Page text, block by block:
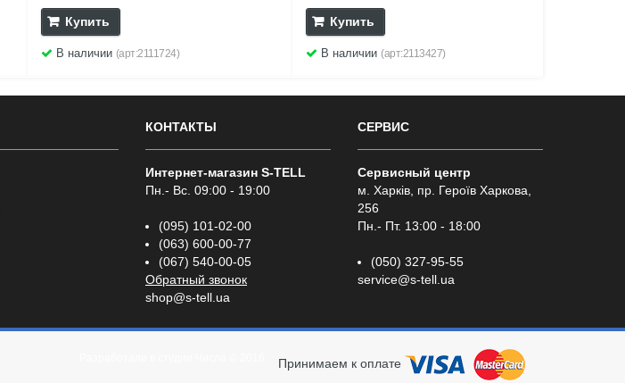
Купить
В наличии (арт:2111724)
Купить
В наличии(арт:2113427)
КОНТАКТЫ
Интернет-магазин S-TELL
Пн.- Вс. 09:00 - 19:00
(095) 101-02-00
(063) 600-00-77
(067) 540-00-05
Обратный звонок
shop@s-tell.ua
СЕРВИС
Сервисный центр
м. Харків, пр. Героїв Харкова,
256
Пн.- Пт. 13:00 - 18:00
(050) 327-95-55
service@s-tell.ua
Принимаем к оплате